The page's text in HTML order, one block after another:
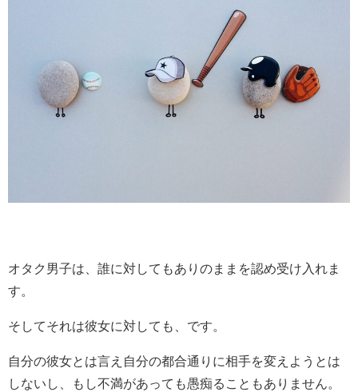
オタク男子は、誰に対してもありのままを認め受け入れま
す。
そしてそれは彼女に対しても、です。
自分の彼女とは言え自分の都合通りに相手を変えようとは
しないし、もし不満があっても愚痴ることもありません。